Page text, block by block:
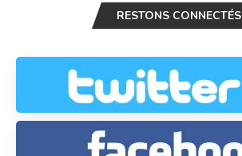
RESTONS CONNECTÉS